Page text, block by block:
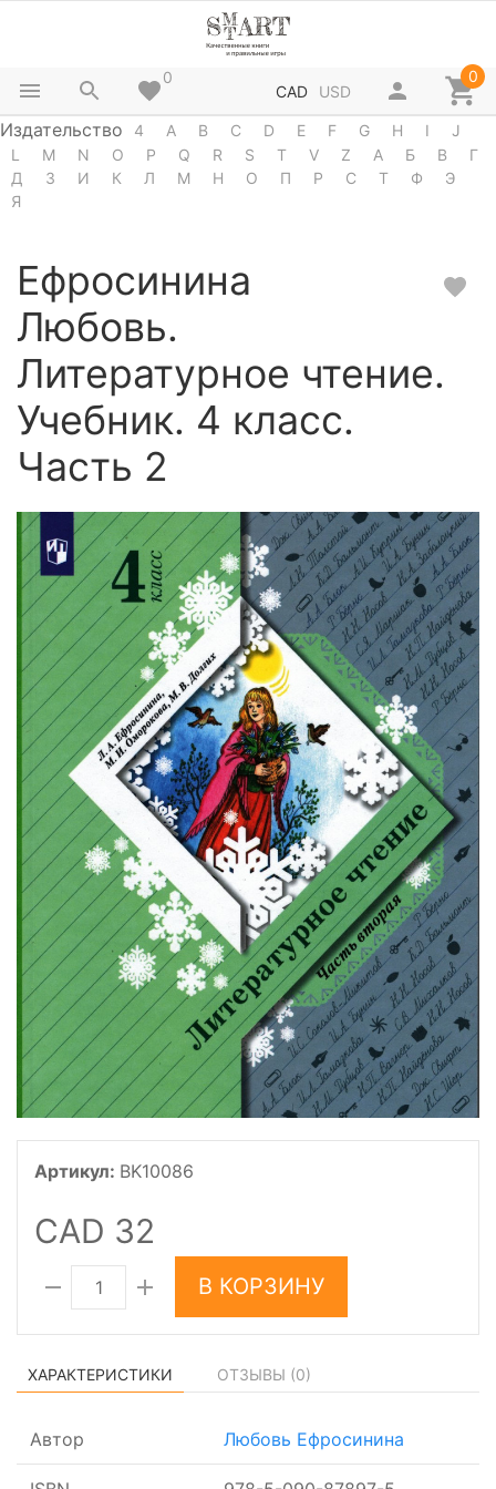
0
CAD USD
0
Издательство 4 A B C D E F G H I
J
L
M N O P Q R S T V Z А Б В
Г
Д
З И К Л М Н О П Р С Т Ф
Э
Я
Ефросинина
Любовь.
Литературное чтение.
Учебник. 4 класс.
Часть 2
Артикул: BK10086
CAD 32
В КОРЗИНУ
ХАРАКТЕРИСТИКИ ОТЗЫВЫ (0)
Автор Любовь Ефросинина